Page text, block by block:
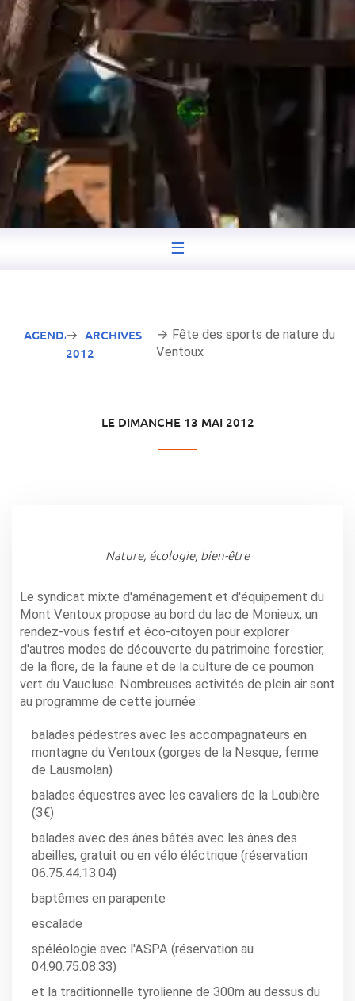
☰
AGENDA→ ARCHIVES
2012
→ Fête des sports de nature du
Ventoux
LE DIMANCHE 13 MAI 2012
Nature, écologie, bien-être
Le syndicat mixte d'aménagement et d'équipement du
Mont Ventoux propose au bord du lac de Monieux, un
rendez-vous festif et éco-citoyen pour explorer
d'autres modes de découverte du patrimoine forestier,
de la flore, de la faune et de la culture de ce poumon
vert du Vaucluse. Nombreuses activités de plein air sont
au programme de cette journée :
balades pédestres avec les accompagnateurs en
montagne du Ventoux (gorges de la Nesque, ferme
de Lausmolan)
balades équestres avec les cavaliers de la Loubière
(3€)
balades avec des ânes bâtés avec les ânes des
abeilles, gratuit ou en vélo éléctrique (réservation
06.75.44.13.04)
baptêmes en parapente
escalade
spéléologie avec l'ASPA (réservation au
04.90.75.08.33)
et la traditionnelle tyrolienne de 300m au dessus du